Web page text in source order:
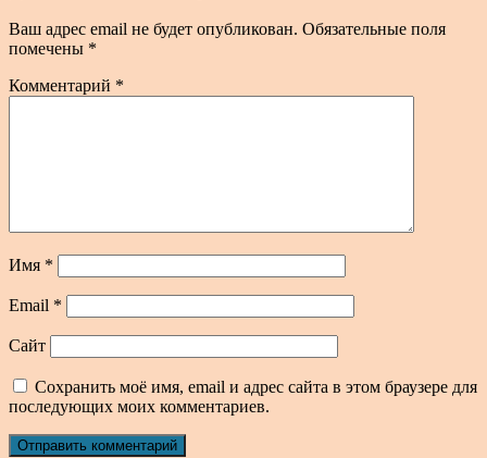
Ваш адрес email не будет опубликован. Обязательные поля
помечены *
Комментарий *
Имя *
Email *
Сайт
Сохранить моё имя, email и адрес сайта в этом браузере для
последующих моих комментариев.